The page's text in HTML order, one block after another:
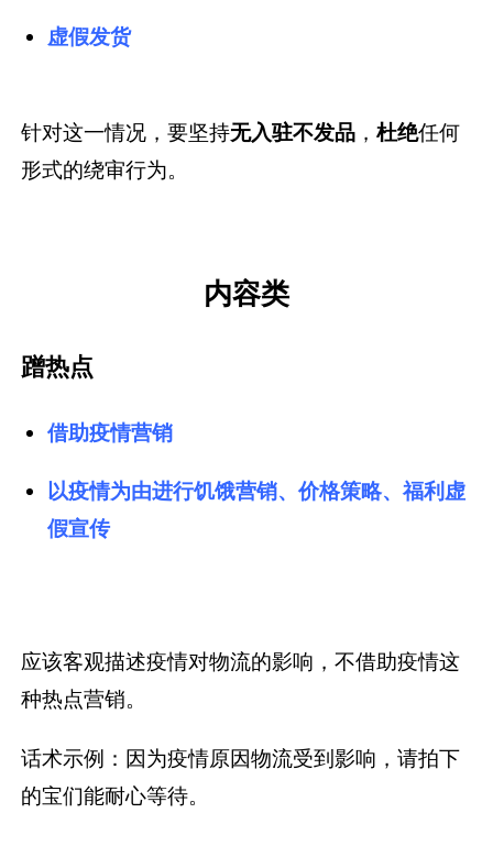
虚假发货
针对这一情况，要坚持无入驻不发品 ，杜绝任何
形式的绕审行为。
内容类
蹭热点
借助疫情营销
以疫情为由进行饥饿营销、价格策略、福利虚
假宣传
应该客观描述疫情对物流的影响，不借助疫情这
种热点营销。
话术示例：因为疫情原因物流受到影响，请拍下
的宝们能耐心等待。